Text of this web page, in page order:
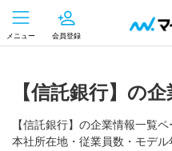
メニュー 会員登録
【信託銀行】の
【信託銀行】の企業情報一覧
本社所在地・従業員数・モデ